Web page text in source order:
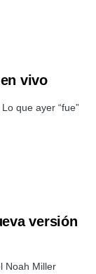
vivo
que ayer “fue”
versión
Noah Miller